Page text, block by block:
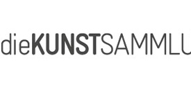
[1]
[2]
Links
[3]
mit
Kontaktdaten